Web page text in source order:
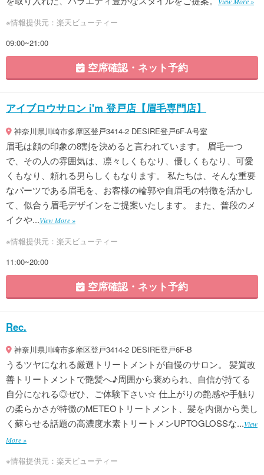
※情報提供元：楽天ビューティー
09:00~21:00
空席確認・ネット予約
アイブロウサロン i'm 登戸店【眉毛専門店】
神奈川県川崎市多摩区登戸3414-2 DESIRE登戸6F-A号室
眉毛は顔の印象の8割を決めると言われています。 眉毛一つ
で、その人の雰囲気は、凛々しくもなり、優しくもなり、可愛
くもなり、頼れる男らしくもなります。 私たちは、そんな重要
なパーツである眉毛を、お客様の輪郭や自眉毛の特徴を活かし
て、似合う眉毛デザインをご提案いたします。 また、普段のメ
イクや...View More »
※情報提供元：楽天ビューティー
11:00~20:00
空席確認・ネット予約
Rec.
神奈川県川崎市多摩区登戸3414-2 DESIRE登戸6F-B
うるツヤになれる厳選トリートメントが自慢のサロン。 髪質改
善トリートメントで艶髪へ♪周囲から褒められ、自信が持てる
自分になれる◎ぜひ、ご体験下さい☆ 仕上がりの艶感や手触り
の柔らかさが特徴のMETEOトリートメント、髪を内側から美し
く蘇らせる話題の高濃度水素トリートメンUPTOGLOSSな...View
More »
※情報提供元：楽天ビューティー